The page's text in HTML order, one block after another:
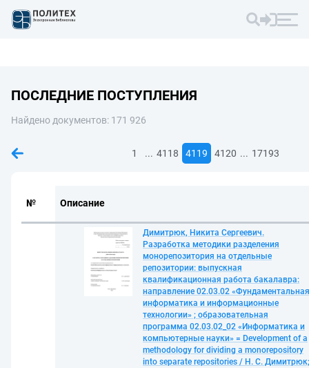
ПОСЛЕДНИЕ ПОСТУПЛЕНИЯ
Найдено документов: 171 926
1 ... 4118 4119 4120 ... 17193
№ Описание
Димитрюк, Никита Сергеевич.
Разработка методики разделения
монорепозитория на отдельные
репозитории: выпускная
квалификационная работа бакалавра:
направление 02.03.02 «Фундаментальная
информатика и информационные
технологии» ; образовательная
программа 02.03.02_02 «Информатика и
компьютерные науки» = Development of a
methodology for dividing a monorepository
into separate repositories / Н. С. Димитрюк;